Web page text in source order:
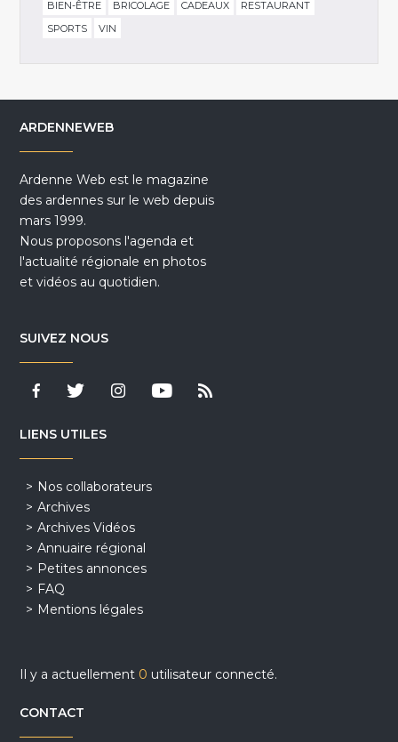
BIEN-ÊTRE
BRICOLAGE CADEAUX
RESTAURANT
SPORTS
VIN
ARDENNEWEB
Ardenne Web est le magazine
des ardennes sur le web depuis
mars 1999.
Nous proposons l'agenda et
l'actualité régionale en photos
et vidéos au quotidien.
SUIVEZ NOUS
LIENS UTILES
Nos collaborateurs
Archives
Archives Vidéos
Annuaire régional
Petites annonces
FAQ
Mentions légales
Il y a actuellement 0 utilisateur connecté.
CONTACT